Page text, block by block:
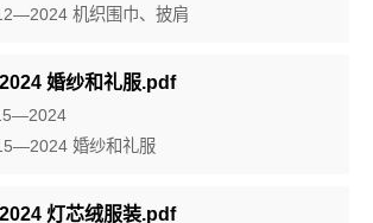
机织围巾、披肩
婚纱和礼服.pdf
婚纱和礼服
灯芯绒服装.pdf